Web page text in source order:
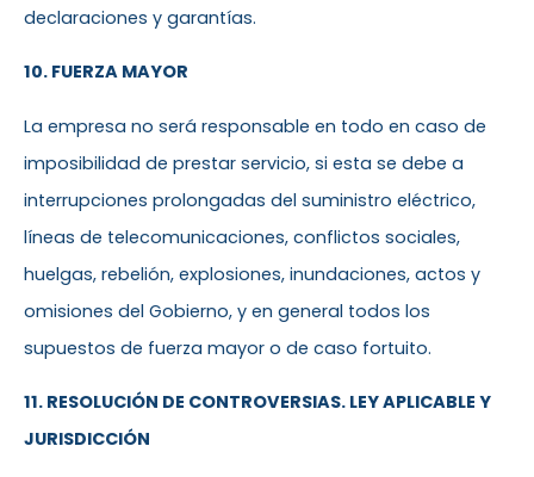
declaraciones y garantías.
10. FUERZA MAYOR
La empresa no será responsable en todo en caso de
imposibilidad de prestar servicio, si esta se debe a
interrupciones prolongadas del suministro eléctrico,
líneas de telecomunicaciones, conflictos sociales,
huelgas, rebelión, explosiones, inundaciones, actos y
omisiones del Gobierno, y en general todos los
supuestos de fuerza mayor o de caso fortuito.
11. RESOLUCIÓN DE CONTROVERSIAS. LEY APLICABLE Y
JURISDICCIÓN